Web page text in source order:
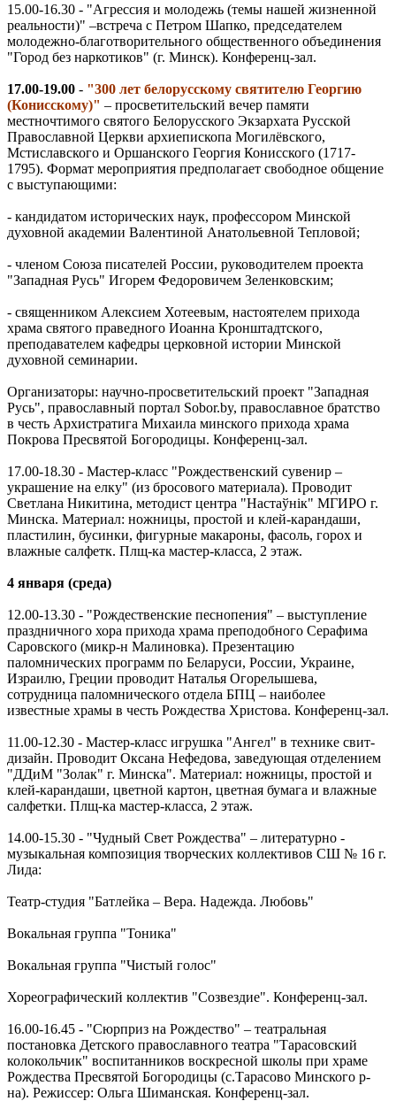
15.00-16.30 - "Агрессия и молодежь (темы нашей жизненной
реальности)" –встреча с Петром Шапко, председателем
молодежно-благотворительного общественного объединения
"Город без наркотиков" (г. Минск). Конференц-зал.
17.00-19.00 - "300 лет белорусскому святителю Георгию
(Конисскому)" – просветительский вечер памяти
местночтимого святого Белорусского Экзархата Русской
Православной Церкви архиепископа Могилёвского,
Мстиславского и Оршанского Георгия Конисского (1717-
1795). Формат мероприятия предполагает свободное общение
с выступающими:
- кандидатом исторических наук, профессором Минской
духовной академии Валентиной Анатольевной Тепловой;
- членом Союза писателей России, руководителем проекта
"Западная Русь" Игорем Федоровичем Зеленковским;
- священником Алексием Хотеевым, настоятелем прихода
храма святого праведного Иоанна Кронштадтского,
преподавателем кафедры церковной истории Минской
духовной семинарии.
Организаторы: научно-просветительский проект "Западная
Русь", православный портал Sobor.by, православное братство
в честь Архистратига Михаила минского прихода храма
Покрова Пресвятой Богородицы. Конференц-зал.
17.00-18.30 - Мастер-класс "Рождественский сувенир –
украшение на елку" (из бросового материала). Проводит
Светлана Никитина, методист центра "Настаўнiк" МГИРО г.
Минска. Материал: ножницы, простой и клей-карандаши,
пластилин, бусинки, фигурные макароны, фасоль, горох и
влажные салфетк. Плщ-ка мастер-класса, 2 этаж.
4 января (среда)
12.00-13.30 - "Рождественские песнопения" – выступление
праздничного хора прихода храма преподобного Серафима
Саровского (микр-н Малиновка). Презентацию
паломнических программ по Беларуси, России, Украине,
Израилю, Греции проводит Наталья Огорелышева,
сотрудница паломнического отдела БПЦ – наиболее
известные храмы в честь Рождества Христова. Конференц-зал.
11.00-12.30 - Мастер-класс игрушка "Ангел" в технике свит-
дизайн. Проводит Оксана Нефедова, заведующая отделением
"ДДиМ "Золак" г. Минска". Материал: ножницы, простой и
клей-карандаши, цветной картон, цветная бумага и влажные
салфетки. Плщ-ка мастер-класса, 2 этаж.
14.00-15.30 - "Чудный Свет Рождества" – литературно -
музыкальная композиция творческих коллективов СШ № 16 г.
Лида:
Театр-студия "Батлейка – Вера. Надежда. Любовь"
Вокальная группа "Тоника"
Вокальная группа "Чистый голос"
Хореографический коллектив "Созвездие". Конференц-зал.
16.00-16.45 - "Сюрприз на Рождество" – театральная
постановка Детского православного театра "Тарасовский
колокольчик" воспитанников воскресной школы при храме
Рождества Пресвятой Богородицы (с.Тарасово Минского р-
на). Режиссер: Ольга Шиманская. Конференц-зал.